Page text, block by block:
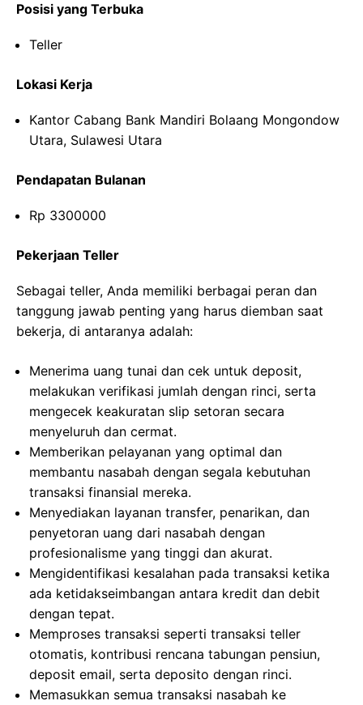
Posisi yang Terbuka
Teller
Lokasi Kerja
Kantor Cabang Bank Mandiri Bolaang Mongondow
Utara, Sulawesi Utara
Pendapatan Bulanan
Rp 3300000
Pekerjaan Teller
Sebagai teller, Anda memiliki berbagai peran dan
tanggung jawab penting yang harus diemban saat
bekerja, di antaranya adalah:
Menerima uang tunai dan cek untuk deposit,
melakukan verifikasi jumlah dengan rinci, serta
mengecek keakuratan slip setoran secara
menyeluruh dan cermat.
Memberikan pelayanan yang optimal dan
membantu nasabah dengan segala kebutuhan
transaksi finansial mereka.
Menyediakan layanan transfer, penarikan, dan
penyetoran uang dari nasabah dengan
profesionalisme yang tinggi dan akurat.
Mengidentifikasi kesalahan pada transaksi ketika
ada ketidakseimbangan antara kredit dan debit
dengan tepat.
Memproses transaksi seperti transaksi teller
otomatis, kontribusi rencana tabungan pensiun,
deposit email, serta deposito dengan rinci.
Memasukkan semua transaksi nasabah ke